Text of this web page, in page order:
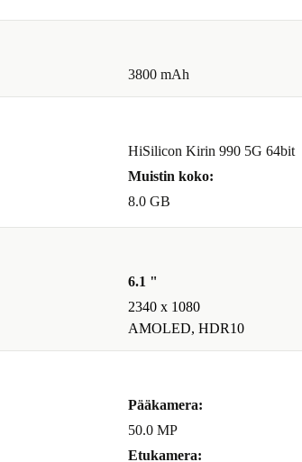
3800 mAh
HiSilicon Kirin 990 5G 64bit
Muistin koko:
8.0 GB
6.1 "
2340 x 1080
AMOLED, HDR10
Pääkamera:
50.0 MP
Etukamera: